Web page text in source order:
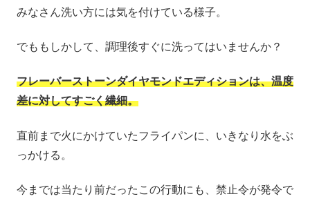
みなさん洗い方には気を付けている様子。
でももしかして、調理後すぐに洗ってはいませんか？
フレーバーストーンダイヤモンドエディションは、温度
差に対してすごく繊細。
直前まで火にかけていたフライパンに、いきなり水をぶ
っかける。
今までは当たり前だったこの行動にも、禁止令が発令で